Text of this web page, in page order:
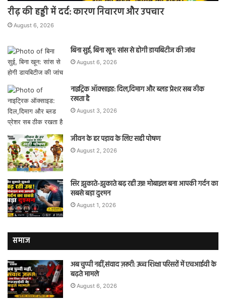
रीढ़ की हड्डी में दर्द: कारण निवारण और उपचार
August 6, 2026
बिना सुई, बिना खून: सांस से होगी डायबिटीज की जांच
August 6, 2026
नाइट्रिक ऑक्साइड: दिल,दिमाग और ब्लड प्रेशर सब ठीक
रखता है
August 3, 2026
जीवन के हर पड़ाव के लिए सही पोषण
August 2, 2026
सिर झुकाते-झुकाते बढ़ रही उम्र! मोबाइल बना आपकी गर्दन का
सबसे बड़ा दुश्मन
August 1, 2026
समाज
अब चुप्पी नहीं,संवाद ज़रूरी: उच्च शिक्षा परिसरों में एचआईवी के
बढ़ते मामले
August 6, 2026